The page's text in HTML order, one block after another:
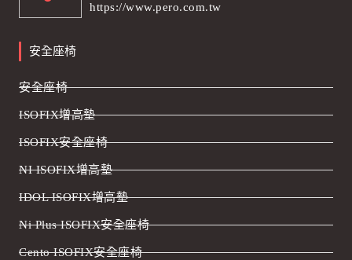
https://www.pero.com.tw
安全座椅
安全座椅
ISOFIX增高墊
ISOFIX安全座椅
NI ISOFIX增高墊
IDOL ISOFIX增高墊
Ni Plus ISOFIX安全座椅
Cento ISOFIX安全座椅